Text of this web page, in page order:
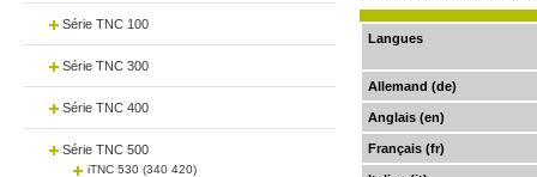
Série TNC 100
Série TNC 300
Série TNC 400
Série TNC 500
iTNC 530 (340 420)
Langues
Allemand (de)
Anglais (en)
Français (fr)